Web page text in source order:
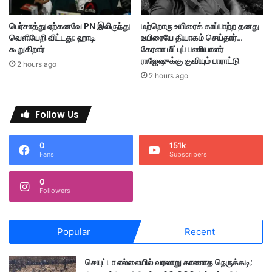
றை
ச்
சி
யா
க்
ட்
ட
அ
கா
ரி
ட
ன
ட
கை
பெர்சாத்து ஏற்கனவே PN இலிருந்து
வெளியேறி விட்டது: ஹாடி
கூறுகிறார்
2 hours ago
மற்றொரு உயிரைக் காப்பாற்ற தனது
உயிரையே தியாகம் செய்தார்…
கேரளா மீட்புப் பணியாளர்
ராஜேஷுக்கு குவியும் பாராட்டு
2 hours ago
Follow Us
0
Fans
151k
Subscribers
0
Followers
Popular Recent
செயுட்டா எல்லையில் வரலாறு காணாத நெருக்கடி;